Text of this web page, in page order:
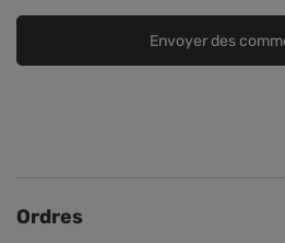
Envoyer des
Ordres